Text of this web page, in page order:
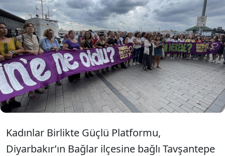
Kadınlar Birlikte Güçlü Platformu,
Diyarbakır'da 18 gün önce kaybolan ve
halen bir iz bulunamayan 8 yaşındaki Narin
Güran için Eminönü'nden Karaköy'e
yürüdü.
Kadınlar Birlikte Güçlü Platformu,
Diyarbakır’ın Bağlar ilçesine bağlı Tavşantepe